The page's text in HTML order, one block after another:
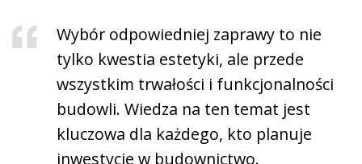
Wybór odpowiedniej zaprawy to nie
tylko kwestia estetyki, ale przede
wszystkim trwałości i funkcjonalności
budowli. Wiedza na ten temat jest
kluczowa dla każdego, kto planuje
inwestycje w budownictwo.